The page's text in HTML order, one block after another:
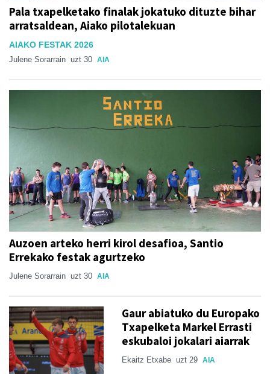
Pala txapelketako finalak jokatuko dituzte bihar
arratsaldean, Aiako pilotalekuan
AIAKO FESTAK 2026
Julene Sorarrain uzt 30 AIA
Auzoen arteko herri kirol desafioa, Santio
Errekako festak agurtzeko
Julene Sorarrain uzt 30 AIA
Gaur abiatuko du Europako
Txapelketa Markel Errasti
eskubaloi jokalari aiarrak
Ekaitz Etxabe uzt 29 AIA